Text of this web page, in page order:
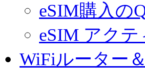
eSIM購入の
eSIM アク
WiFiルーター